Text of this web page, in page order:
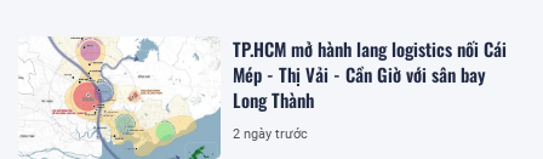
TP.HCM mở hành lang logistics nối Cái
Mép - Thị Vải - Cần Giờ với sân bay
Long Thành
2 ngày trước